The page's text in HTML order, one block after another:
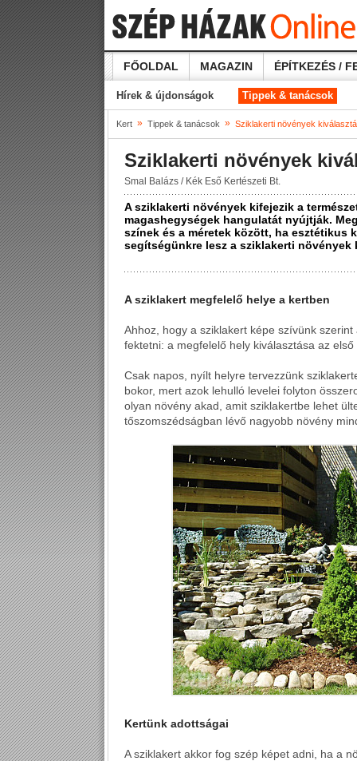
FŐOLDAL MAGAZIN ÉPÍTKEZÉS /
Hírek & újdonságok Tippek & tanácsok
Kert » Tippek & tanácsok » Sziklakerti növények
Sziklakerti növények
Smal Balázs / Kék Eső Kertészeti Bt.
A sziklakerti növények kifejezik a
magashegységek hangulatát nyújtják.
színek és a méretek között, ha esztétikus
segítségünkre lesz a sziklakerti növények
A sziklakert megfelelő helye a kertben
Ahhoz, hogy a sziklakert képe szívünk
fektetni: a megfelelő hely kiválasztása az
Csak napos, nyílt helyre tervezzünk
bokor, mert azok lehulló levelei folyton
olyan növény akad, amit sziklakertbe lehet
tőszomszédságban lévő nagyobb növény
Kertünk adottságai
A sziklakert akkor fog szép képet adni, ha a